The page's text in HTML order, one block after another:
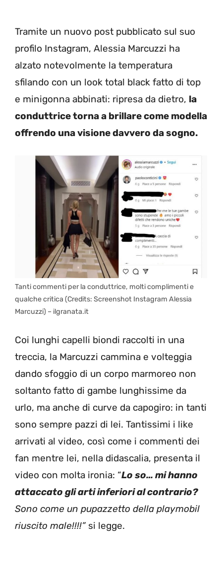
Tramite un nuovo post pubblicato sul suo
profilo Instagram, Alessia Marcuzzi ha
alzato notevolmente la temperatura
sfilando con un look total black fatto di top
e minigonna abbinati: ripresa da dietro, la
conduttrice torna a brillare come modella
offrendo una visione davvero da sogno.
Tanti commenti per la conduttrice, molti complimenti e
qualche critica (Credits: Screenshot Instagram Alessia
Marcuzzi) – ilgranata.it
Coi lunghi capelli biondi raccolti in una
treccia, la Marcuzzi cammina e volteggia
dando sfoggio di un corpo marmoreo non
soltanto fatto di gambe lunghissime da
urlo, ma anche di curve da capogiro: in tanti
sono sempre pazzi di lei. Tantissimi i like
arrivati al video, così come i commenti dei
fan mentre lei, nella didascalia, presenta il
video con molta ironia: “Lo so… mi hanno
attaccato gli arti inferiori al contrario?
Sono come un pupazzetto della playmobil
riuscito male!!!!”si legge.